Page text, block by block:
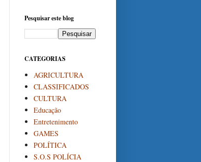
Pesquisar este blog
CATEGORIAS
AGRICULTURA
CLASSIFICADOS
CULTURA
Educação
Entretenimento
GAMES
POLÍTICA
S.O.S POLÍCIA